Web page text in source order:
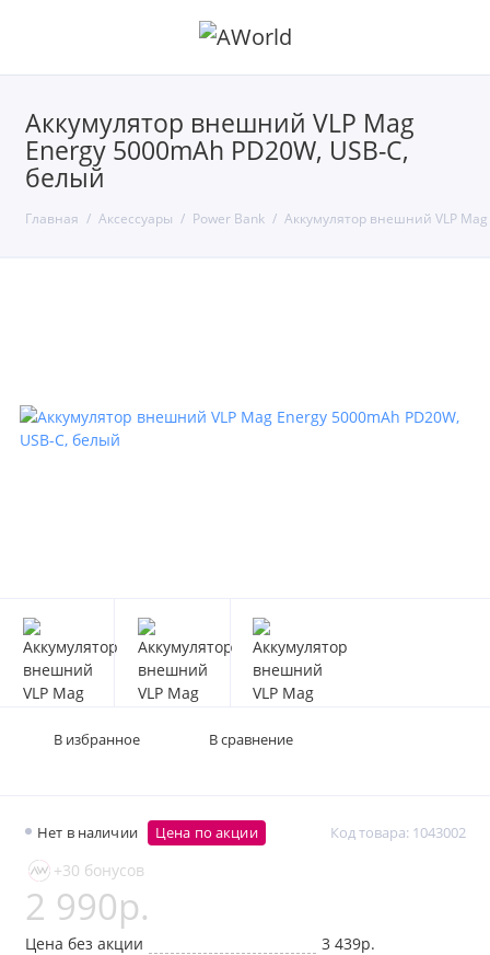
Аккумулятор внешний VLP Mag
Energy 5000mAh PD20W, USB-C,
белый
Главная Аксессуары Power Bank Аккумулятор внешний VLP
Нет в наличии Код товара: 1043002
Цена по акции
+30 бонусов
2 990р.
Цена без акции 3 439р.
В избранное В сравнение